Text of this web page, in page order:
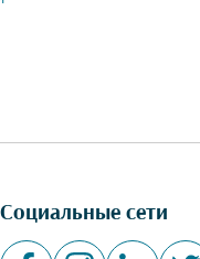
Социальные сети